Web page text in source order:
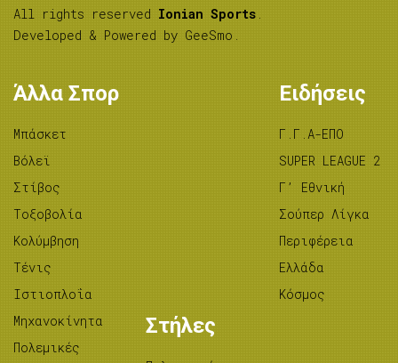
All rights reserved Ionian Sports .
Developed & Powered by GeeSmo .
Άλλα Σπορ
Μπάσκετ
Βόλεϊ
Στίβος
Tοξοβολία
Κολύμβηση
Τένις
Ιστιοπλοΐα
Μηχανοκίνητα
Πολεμικές
Ειδήσεις
Γ.Γ.Α-ΕΠΟ
SUPER LEAGUE 2
Γ’ Εθνική
Σούπερ Λίγκα
Περιφέρεια
Ελλάδα
Κόσμος
Στήλες